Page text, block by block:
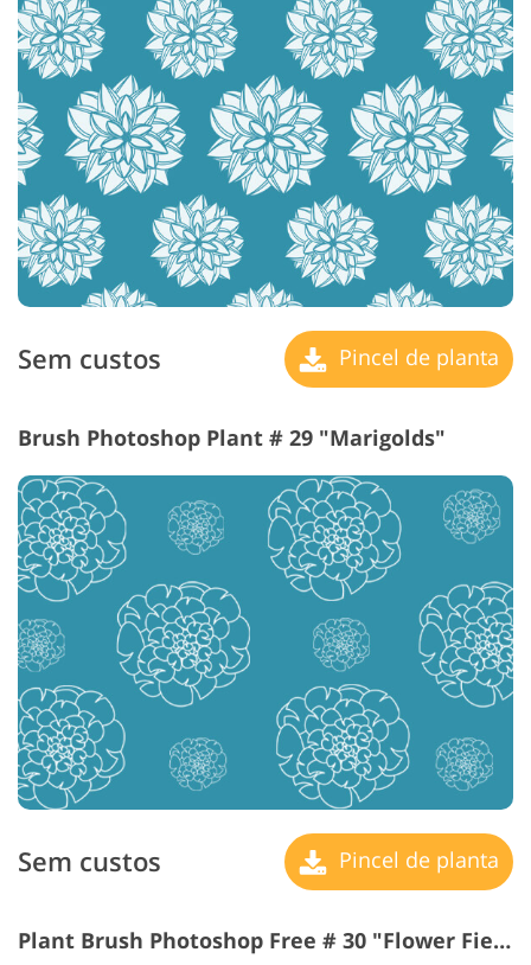
Sem custos Pincel de planta
Brush Photoshop Plant # 29 "Marigolds"
Sem custos Pincel de planta
Plant Brush Photoshop Free # 30 "Flower Fields"